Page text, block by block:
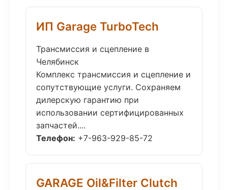
ИП Garage TurboTech
Трансмиссия и сцепление в
Челябинск
Комплекс трансмиссия и сцепление и
сопутствующие услуги. Сохраняем
дилерскую гарантию при
использовании сертифицированных
запчастей....
Телефон: +7-963-929-85-72
GARAGE Oil&Filter Clutch